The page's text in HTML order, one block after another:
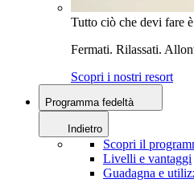
Tutto ciò che devi fare
Fermati. Rilassati.
Scopri i nostri resort
Programma fedeltà
Indietro
Scopri il
Livelli e vantaggi
Guadagna e